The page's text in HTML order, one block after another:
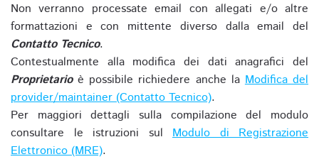
Non verranno processate email con allegati e/o altre
formattazioni e con mittente diverso dalla email del
Contatto Tecnico.
Contestualmente alla modifica dei dati anagrafici del
Proprietarioè possibile richiedere anche laModifica del
provider/maintainer (Contatto Tecnico).
Per maggiori dettagli sulla compilazione del modulo
consultare le istruzioni sul Modulo di Registrazione
Elettronico (MRE).